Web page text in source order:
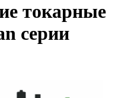
токарные
серии